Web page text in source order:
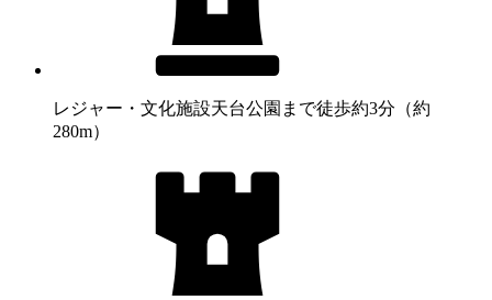
レジャー・文化施設天台公園まで徒歩約3分（約
280m）